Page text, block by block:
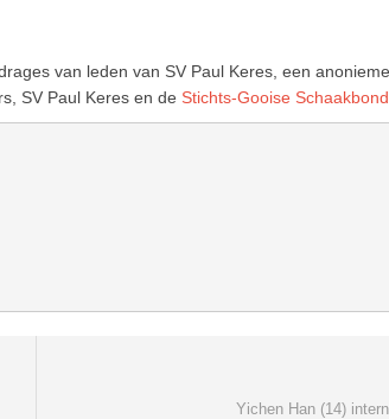
van leden van SV Paul Keres, een
SV Paul Keres en de Stichts-Gooise
Yichen Han (14)